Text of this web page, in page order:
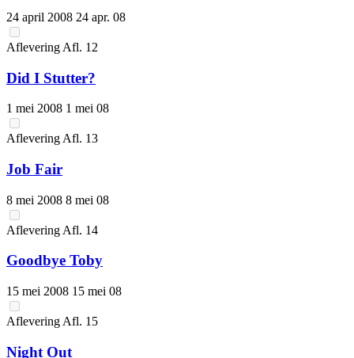
24 april 2008 24 apr. 08
Aflevering Afl. 12
Did I Stutter?
1 mei 2008 1 mei 08
Aflevering Afl. 13
Job Fair
8 mei 2008 8 mei 08
Aflevering Afl. 14
Goodbye Toby
15 mei 2008 15 mei 08
Aflevering Afl. 15
Night Out